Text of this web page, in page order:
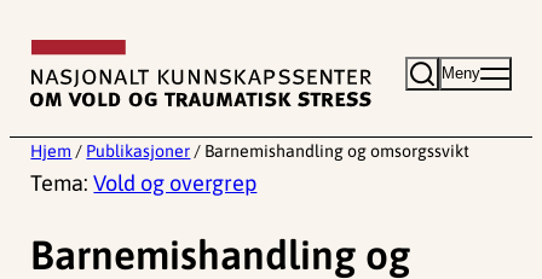
innhold
Meny
Hjem / Publikasjoner / Barnemishandling og omsorgssvikt
Tema:Vold og overgrep
Barnemishandling og